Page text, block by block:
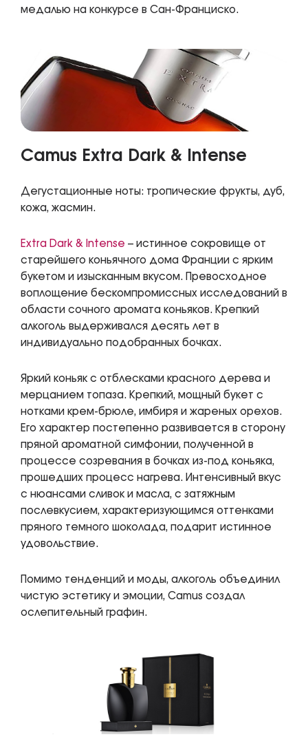
медалью на конкурсе в Сан-Франциско.
Camus Extra Dark & Intense
Дегустационные ноты: тропические фрукты, дуб,
кожа, жасмин.
Extra Dark & Intense – истинное сокровище от
старейшего коньячного дома Франции с ярким
букетом и изысканным вкусом. Превосходное
воплощение бескомпромиссных исследований в
области сочного аромата коньяков. Крепкий
алкоголь выдерживался десять лет в
индивидуально подобранных бочках.
Яркий коньяк с отблесками красного дерева и
мерцанием топаза. Крепкий, мощный букет с
нотками крем-брюле, имбиря и жареных орехов.
Его характер постепенно развивается в сторону
пряной ароматной симфонии, полученной в
процессе созревания в бочках из-под коньяка,
прошедших процесс нагрева. Интенсивный вкус
с нюансами сливок и масла, с затяжным
послевкусием, характеризующимся оттенками
пряного темного шоколада, подарит истинное
удовольствие.
Помимо тенденций и моды, алкоголь объединил
чистую эстетику и эмоции, Camus создал
ослепительный графин.